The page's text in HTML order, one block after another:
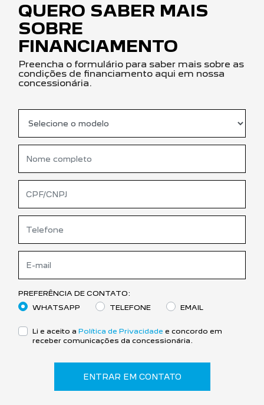
QUERO SABER MAIS
SOBRE
FINANCIAMENTO
Preencha o formulário para saber mais sobre as
condições de financiamento aqui em nossa
concessionária.
PREFERÊNCIA DE CONTATO:
WHATSAPP
TELEFONE EMAIL
Li e aceito a Política de Privacidade e concordo em
receber comunicações da concessionária.
ENTRAR EM CONTATO